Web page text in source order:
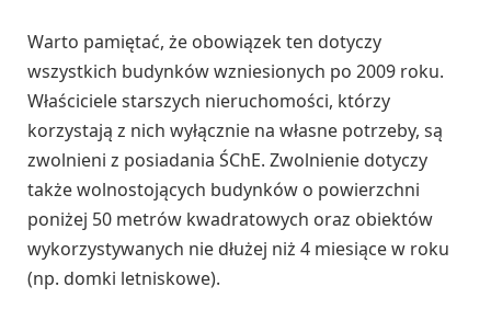
Warto pamiętać, że obowiązek ten dotyczy
wszystkich budynków wzniesionych po 2009 roku.
Właściciele starszych nieruchomości, którzy
korzystają z nich wyłącznie na własne potrzeby, są
zwolnieni z posiadania ŚChE. Zwolnienie dotyczy
także wolnostojących budynków o powierzchni
poniżej 50 metrów kwadratowych oraz obiektów
wykorzystywanych nie dłużej niż 4 miesiące w roku
(np. domki letniskowe).